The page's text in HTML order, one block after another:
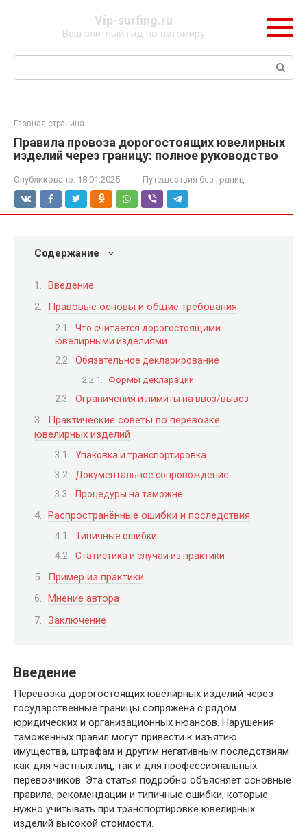
Vip-surfing.ru
Ваш элитный гид по автомиру
Поиск:
Главная страница
Правила провоза дорогостоящих ювелирных
изделий через границу: полное руководство
Опубликовано: 18.01.2025 Путешествия без границ
Содержание
Введение
Правовые основы и общие требования
Что считается дорогостоящими
ювелирными изделиями
Обязательное декларирование
Формы декларации
Ограничения и лимиты на ввоз/вывоз
Практические советы по перевозке
ювелирных изделий
Упаковка и транспортировка
Документальное сопровождение
Процедуры на таможне
Распространённые ошибки и последствия
Типичные ошибки
Статистика и случаи из практики
Пример из практики
Мнение автора
Заключение
Введение
Перевозка дорогостоящих ювелирных изделий через
государственные границы сопряжена с рядом
юридических и организационных нюансов. Нарушения
таможенных правил могут привести к изъятию
имущества, штрафам и другим негативным последствиям
как для частных лиц, так и для профессиональных
перевозчиков. Эта статья подробно объясняет основные
правила, рекомендации и типичные ошибки, которые
нужно учитывать при транспортировке ювелирных
изделий высокой стоимости.